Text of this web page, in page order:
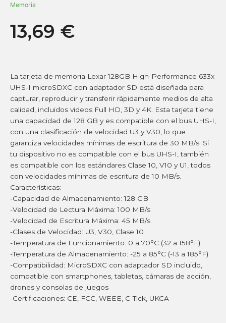
Memoria
13,69 €
La tarjeta de memoria Lexar 128GB High-Performance 633x
UHS-I microSDXC con adaptador SD está diseñada para
capturar, reproducir y transferir rápidamente medios de alta
calidad, incluidos videos Full HD, 3D y 4K. Esta tarjeta tiene
una capacidad de 128 GB y es compatible con el bus UHS-I,
con una clasificación de velocidad U3 y V30, lo que
garantiza velocidades mínimas de escritura de 30 MB/s. Si
tu dispositivo no es compatible con el bus UHS-I, también
es compatible con los estándares Clase 10, V10 y U1, todos
con velocidades mínimas de escritura de 10 MB/s.
Características:
-Capacidad de Almacenamiento: 128 GB
-Velocidad de Lectura Máxima: 100 MB/s
-Velocidad de Escritura Máxima: 45 MB/s
-Clases de Velocidad: U3, V30, Clase 10
-Temperatura de Funcionamiento: 0 a 70°C (32 a 158°F)
-Temperatura de Almacenamiento: -25 a 85°C (-13 a 185°F)
-Compatibilidad: MicroSDXC con adaptador SD incluido,
compatible con smartphones, tabletas, cámaras de acción,
drones y consolas de juegos
-Certificaciones: CE, FCC, WEEE, C-Tick, UKCA